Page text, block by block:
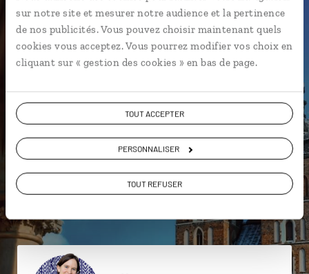
sur notre site et mesurer notre audience et la pertinence
de nos publicités. Vous pouvez choisir maintenant quels
cookies vous acceptez. Vous pourrez modifier vos choix en
cliquant sur « gestion des cookies » en bas de page.
TOUT ACCEPTER
PERSONNALISER
TOUT REFUSER
Une envie de voyage
particulière ?
Château de Cervena Lhota Abbaye de Tyniec
Château de Bouzov Château de Ksiaz